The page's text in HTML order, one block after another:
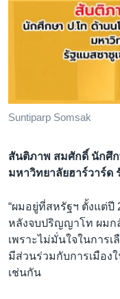
Suntiparp Somsak
สันติภาพ สมศักดิ์ นักศึ
มหาวิทยาลัยฮาร์วาร์ด
“ผมอยู่ที่สหรัฐฯ ตั้งแต่ปี
หลังจบปริญญาโท ผมก
เพราะไม่มั่นใจในการ
มีส่วนร่วมกับการเมือง
เช่นกัน